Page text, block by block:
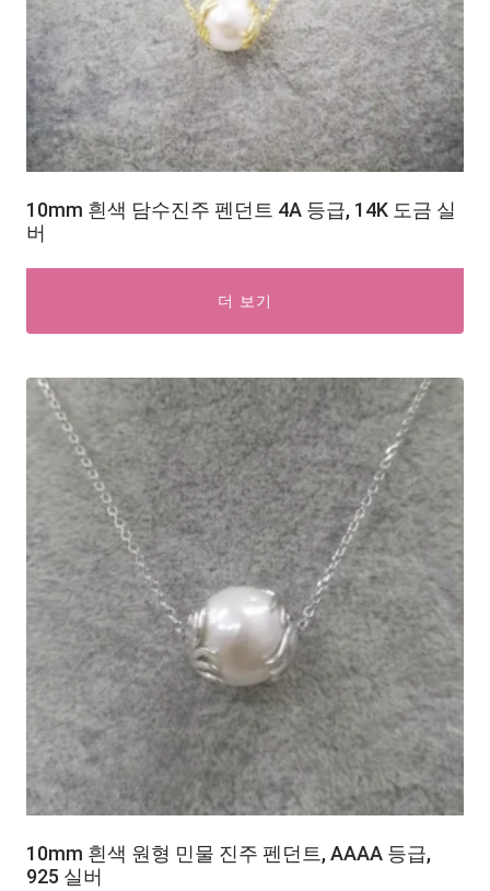
10mm 흰색 담수진주 펜던트 4A 등급, 14K 도금 실
버
더 보기
10mm 흰색 원형 민물 진주 펜던트, AAAA 등급,
925 실버